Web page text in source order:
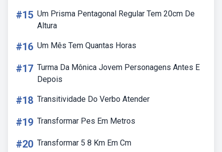
#15 Um Prisma Pentagonal Regular Tem 20cm De
Altura
#16 Um Mês Tem Quantas Horas
#17 Turma Da Mônica Jovem Personagens Antes E
Depois
#18 Transitividade Do Verbo Atender
#19 Transformar Pes Em Metros
#20 Transformar 5 8 Km Em Cm